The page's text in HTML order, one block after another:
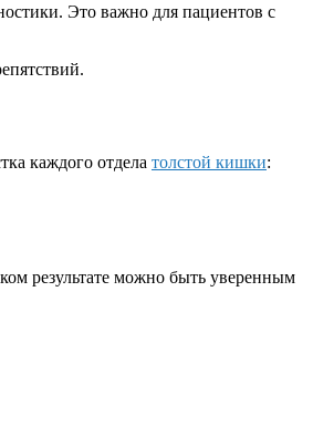
Это важно для пациентов с
каждого отдела толстой кишки:
результате можно быть уверенным